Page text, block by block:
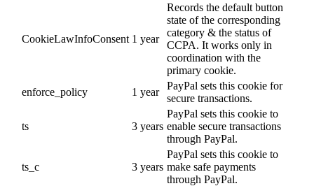
CookieLawInfoConsent 1 year
Records the default button
state of the corresponding
category & the status of
CCPA. It works only in
coordination with the
primary cookie.
enforce_policy
1 year
PayPal sets this cookie for
secure transactions.
ts 3 years
PayPal sets this cookie to
enable secure transactions
through PayPal.
ts_c 3 years
PayPal sets this cookie to
make safe payments
through PayPal.